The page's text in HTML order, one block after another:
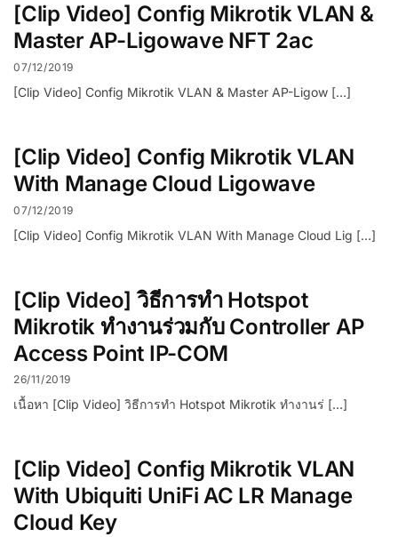
[Clip Video] Config Mikrotik VLAN &
Master AP-Ligowave NFT 2ac
07/12/2019
[Clip Video] Config Mikrotik VLAN & Master AP-Ligow […]
[Clip Video] Config Mikrotik VLAN
With Manage Cloud Ligowave
07/12/2019
[Clip Video] Config Mikrotik VLAN With Manage Cloud Lig […]
[Clip Video] วิธีการทำ Hotspot
Mikrotik ทำงานร่วมกับ Controller AP
Access Point IP-COM
26/11/2019
เนื้อหา [Clip Video] วิธีการทำ Hotspot Mikrotik ทำงานร่ […]
[Clip Video] Config Mikrotik VLAN
With Ubiquiti UniFi AC LR Manage
Cloud Key